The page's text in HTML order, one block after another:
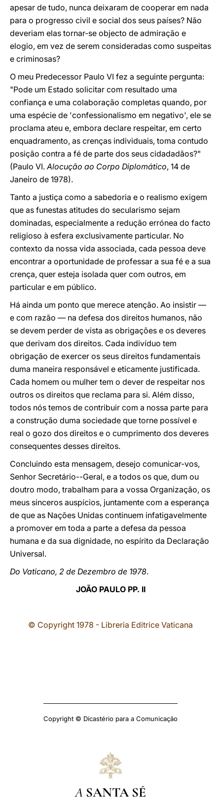
apesar de tudo, nunca deixaram de cooperar em nada
para o progresso civil e social dos seus países? Não
deveriam elas tornar-se objecto de admiração e
elogio, em vez de serem consideradas como suspeitas
e criminosas?
O meu Predecessor Paulo VI fez a seguinte pergunta:
"Pode um Estado solicitar com resultado uma
confiança e uma colaboração completas quando, por
uma espécie de 'confessionalismo em negativo', ele se
proclama ateu e, embora declare respeitar, em certo
enquadramento, as crenças individuais, toma contudo
posição contra a fé de parte dos seus cidadadãos?"
(Paulo VI.Alocução ao Corpo Diplomático, 14 de
Janeiro de 1978).
Tanto a justiça como a sabedoria e o realismo exigem
que as funestas atitudes do secularismo sejam
dominadas, especialmente a redução errónea do facto
religioso à esfera exclusivamente particular. No
contexto da nossa vida associada, cada pessoa deve
encontrar a oportunidade de professar a sua fé e a sua
crença, quer esteja isolada quer com outros, em
particular e em público.
Há ainda um ponto que merece atenção. Ao insistir —
e com razão — na defesa dos direitos humanos, não
se devem perder de vista as obrigações e os deveres
que derivam dos direitos. Cada indivíduo tem
obrigação de exercer os seus direitos fundamentais
duma maneira responsável e eticamente justificada.
Cada homem ou mulher tem o dever de respeitar nos
outros os direitos que reclama para si. Além disso,
todos nós temos de contribuir com a nossa parte para
a construção duma sociedade que torne possível e
real o gozo dos direitos e o cumprimento dos deveres
consequentes desses direitos.
Concluindo esta mensagem, desejo comunicar-vos,
Senhor Secretário--Geral, e a todos os que, dum ou
doutro modo, trabalham para a vossa Organização, os
meus sinceros auspícios, juntamente com a esperança
de que as Nações Unidas continuem infatigavelmente
a promover em toda a parte a defesa da pessoa
humana e da sua dignidade, no espírito da Declaração
Universal.
Do Vaticano, 2 de Dezembro de 1978.
JOÃO PAULO PP. II
© Copyright 1978 - Libreria Editrice Vaticana
Copyright © Dicastério para a Comunicação
A SANTA SÉ